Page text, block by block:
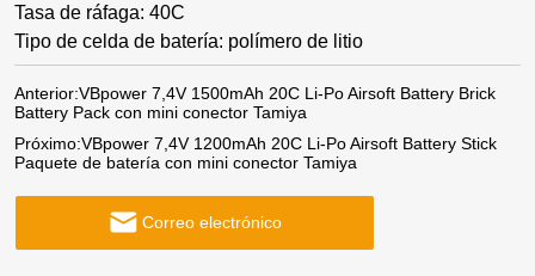
Tasa de ráfaga: 40C
Tipo de celda de batería: polímero de litio
Anterior:VBpower 7,4V 1500mAh 20C Li-Po Airsoft Battery Brick
Battery Pack con mini conector Tamiya
Próximo:VBpower 7,4V 1200mAh 20C Li-Po Airsoft Battery Stick
Paquete de batería con mini conector Tamiya
Correo electrónico